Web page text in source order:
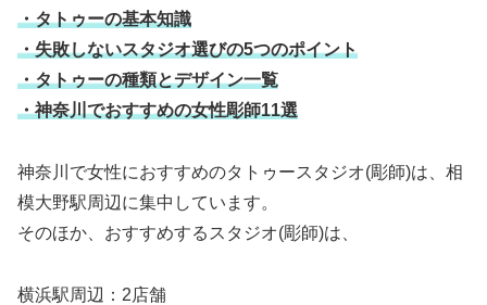
・タトゥーの基本知識
・失敗しないスタジオ選びの5つのポイント
・タトゥーの種類とデザイン一覧
・神奈川でおすすめの女性彫師11選
神奈川で女性におすすめのタトゥースタジオ(彫師)は、相
模大野駅周辺に集中しています。
そのほか、おすすめするスタジオ(彫師)は、
横浜駅周辺：2店舗